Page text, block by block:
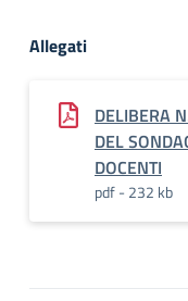
Allegati
DELIBERA
DEL
DOCENTI
pdf - 232 kb